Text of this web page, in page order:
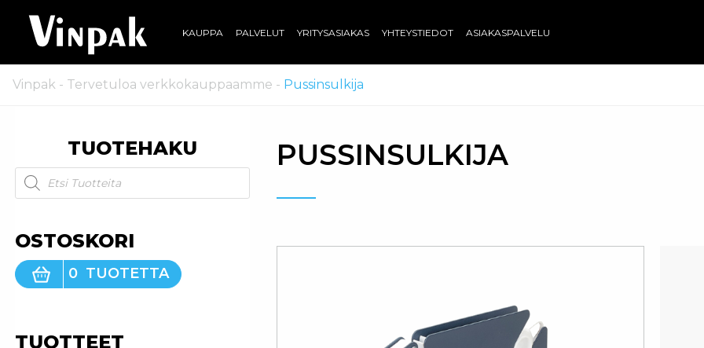
KAUPPA PALVELUT YRITYSASIAKAS YHTEYSTIEDOT ASIAKASPALVELU
Vinpak - Tervetuloa verkkokauppaamme - Pussinsulkija
TUOTEHAKU
Products search
OSTOSKORI
0 TUOTETTA
TUOTTEET
PUSSINSULKIJA